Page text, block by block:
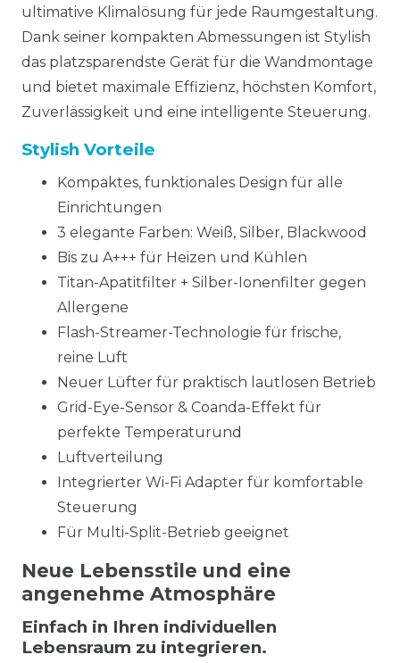
ultimative Klimalösung für jede Raumgestaltung.
Dank seiner kompakten Abmessungen ist Stylish
das platzsparendste Gerät für die Wandmontage
und bietet maximale Effizienz, höchsten Komfort,
Zuverlässigkeit und eine intelligente Steuerung.
Stylish Vorteile
Kompaktes, funktionales Design für alle
Einrichtungen
3 elegante Farben: Weiß, Silber, Blackwood
Bis zu A+++ für Heizen und Kühlen
Titan-Apatitfilter + Silber-Ionenfilter gegen
Allergene
Flash-Streamer-Technologie für frische,
reine Luft
Neuer Lüfter für praktisch lautlosen Betrieb
Grid-Eye-Sensor & Coanda-Effekt für
perfekte Temperaturund
Luftverteilung
Integrierter Wi-Fi Adapter für komfortable
Steuerung
Für Multi-Split-Betrieb geeignet
Neue Lebensstile und eine
angenehme Atmosphäre
Einfach in Ihren individuellen
Lebensraum zu integrieren.